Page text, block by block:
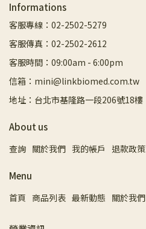
Informations
客服專線：02-2502-5279
客服傳真：02-2502-2612
客服時間：09:00am - 6:00pm
信箱：mini@linkbiomed.com.tw
地址：台北市基隆路一段206號18樓
About us
查詢 關於我們 我的帳戶 退款政策
Menu
首頁 商品列表 最新動態 關於我們